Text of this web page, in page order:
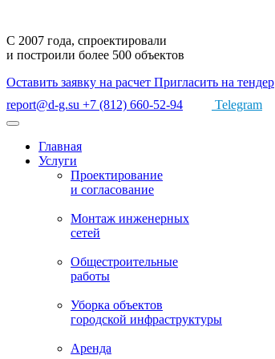
С 2007 года, спроектировали
и построили более 500 объектов
Оставить заявку на расчет Пригласить на тендер
report@d-g.su +7 (812) 660-52-94 Telegram
Главная
Услуги
Проектирование
и согласование
Монтаж инженерных
сетей
Общестроительные
работы
Уборка объектов
городской инфраструктуры
Аренда